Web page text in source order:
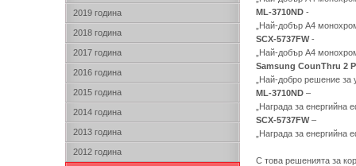
2019 година
2018 година
2017 година
2016 година
2015 година
2014 година
2013 година
2012 година
ML-3710ND -
„Най-добър А4
SCX-5737FW-
„Най-добър А4
Samsung CounThru 2
„Най-добро решение за
ML-3710ND –
„Награда за енергийна
SCX-5737FW–
„Награда за енергийна
С това решенията за